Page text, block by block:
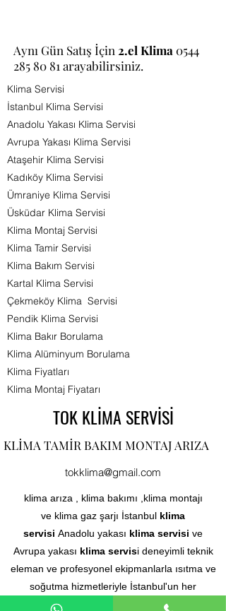
Aynı Gün Satış İçin 2.el Klima 0544
285 80 81 arayabilirsiniz.
Klima Servisi
İstanbul Klima Servisi
Anadolu Yakası Klima Servisi
Avrupa Yakası Klima Servisi
Ataşehir Klima Servisi
Kadıköy Klima Servisi
Ümraniye Klima Servisi
Üsküdar Klima Servisi
Klima Montaj Servisi
Klima Tamir Servisi
Klima Bakım Servisi
Kartal Klima Servisi
Çekmeköy Klima Servisi
Pendik Klima Servisi
Klima Bakır Borulama
Klima Alüminyum Borulama
Klima Fiyatları
Klima Montaj Fiyatarı​
TOK KLİMA SERVİSİ
KLİMA TAMİR BAKIM MONTAJ ARIZA
tokklima@gmail.com
klima arıza , klima bakımı ,klima montajı
ve klima gaz şarjı İstanbul klima
servisi Anadolu yakası klima servisi ve
Avrupa yakası klima servisi deneyimli teknik
eleman ve profesyonel ekipmanlarla ısıtma ve
soğutma hizmetleriyle İstanbul'un her
noktasınaklima servisi
hizmeti veren firmalar